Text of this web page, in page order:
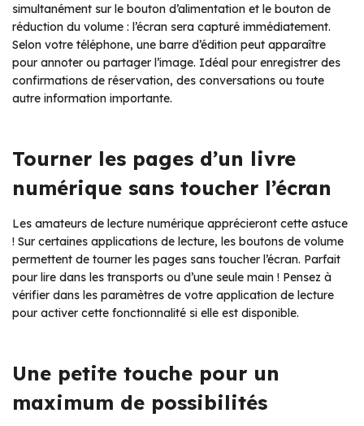
simultanément sur le bouton d’alimentation et le bouton de
réduction du volume : l’écran sera capturé immédiatement.
Selon votre téléphone, une barre d’édition peut apparaître
pour annoter ou partager l’image. Idéal pour enregistrer des
confirmations de réservation, des conversations ou toute
autre information importante.
Tourner les pages d’un livre
numérique sans toucher l’écran
Les amateurs de lecture numérique apprécieront cette astuce
! Sur certaines applications de lecture, les boutons de volume
permettent de tourner les pages sans toucher l’écran. Parfait
pour lire dans les transports ou d’une seule main ! Pensez à
vérifier dans les paramètres de votre application de lecture
pour activer cette fonctionnalité si elle est disponible.
Une petite touche pour un
maximum de possibilités